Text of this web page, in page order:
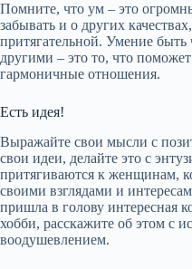
Помните, что ум – это
забывать и о других
притягательной. Умение быть
другими – это то, что
гармоничные отношения.
Есть идея!
Выражайте свои мысли с
свои идеи, делайте это с
притягиваются к женщинам,
своими взглядами и
пришла в голову интересная
хобби, расскажите об этом с
воодушевлением.